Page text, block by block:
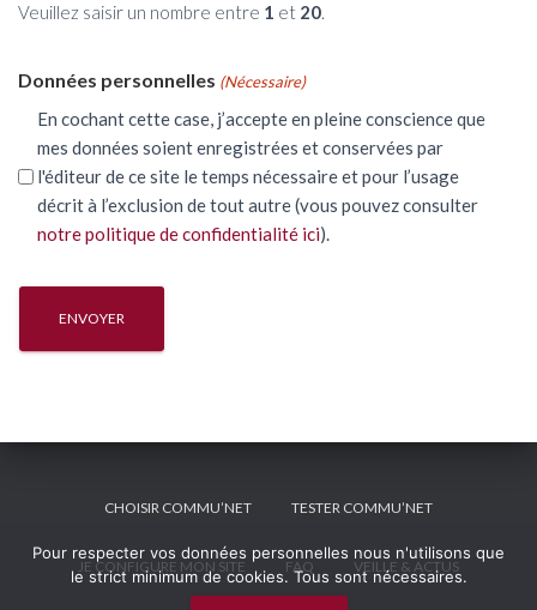
Veuillez saisir un nombre entre 1 et 20.
Données personnelles (Nécessaire)
En cochant cette case, j’accepte en pleine conscience que
mes données soient enregistrées et conservées par
l'éditeur de ce site le temps nécessaire et pour l’usage
décrit à l’exclusion de tout autre (vous pouvez consulter
notre politique de confidentialité ici).
CHOISIR COMMU’NET TESTER COMMU’NET
JE CONFIGURE MON SITE FAQ VEILLE & ACTUS
Pour respecter vos données personnelles nous n'utilisons que
le strict minimum de cookies. Tous sont nécessaires.